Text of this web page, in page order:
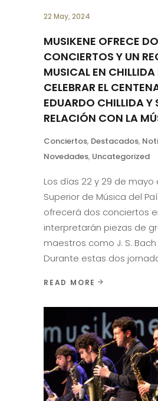
22 May, 2024
MUSIKENE OFRECE
CONCIERTOS Y UN
MUSICAL EN CHILLIDA
CELEBRAR EL
EDUARDO CHILLIDA Y
RELACIÓN CON LA
Conciertos, Destacados,
Novedades, Uncategorized
Los días 22 y 29 de mayo
Superior de Música del
ofrecerá dos conciertos
interpretarán piezas de
maestros como J. S. Bach
Durante estas dos
READ MORE